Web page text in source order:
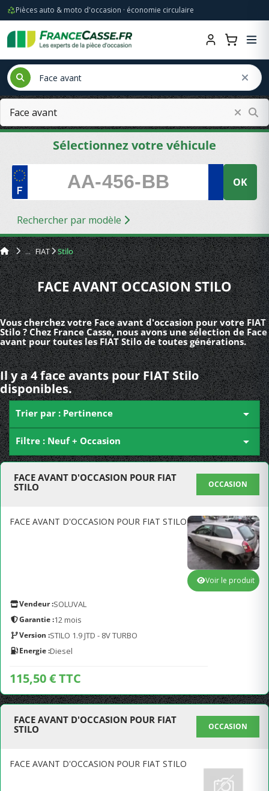
Pièces auto & moto d'occasion · économie circulaire
Sélectionnez votre véhicule
OK
Rechercher par modèle
FIAT Stilo
FACE AVANT OCCASION STILO
Vous cherchez votre Face avant d'occasion pour votre FIAT
Stilo ? Chez France Casse, nous avons une sélection de Face
avant pour toutes les FIAT Stilo de toutes générations.
Il y a 4 face avants pour FIAT Stilo
disponibles.
Trier par : Pertinence 
Filtre : Neuf + Occasion 
FACE AVANT D'OCCASION POUR FIAT
STILO
OCCASION
FACE AVANT D'OCCASION POUR FIAT STILO
Vendeur :SOLUVAL
Garantie :12 mois
Version :STILO 1.9 JTD - 8V TURBO
Energie :Diesel
115,50 € TTC
Voir le produit
FACE AVANT D'OCCASION POUR FIAT
STILO
OCCASION
FACE AVANT D'OCCASION POUR FIAT STILO